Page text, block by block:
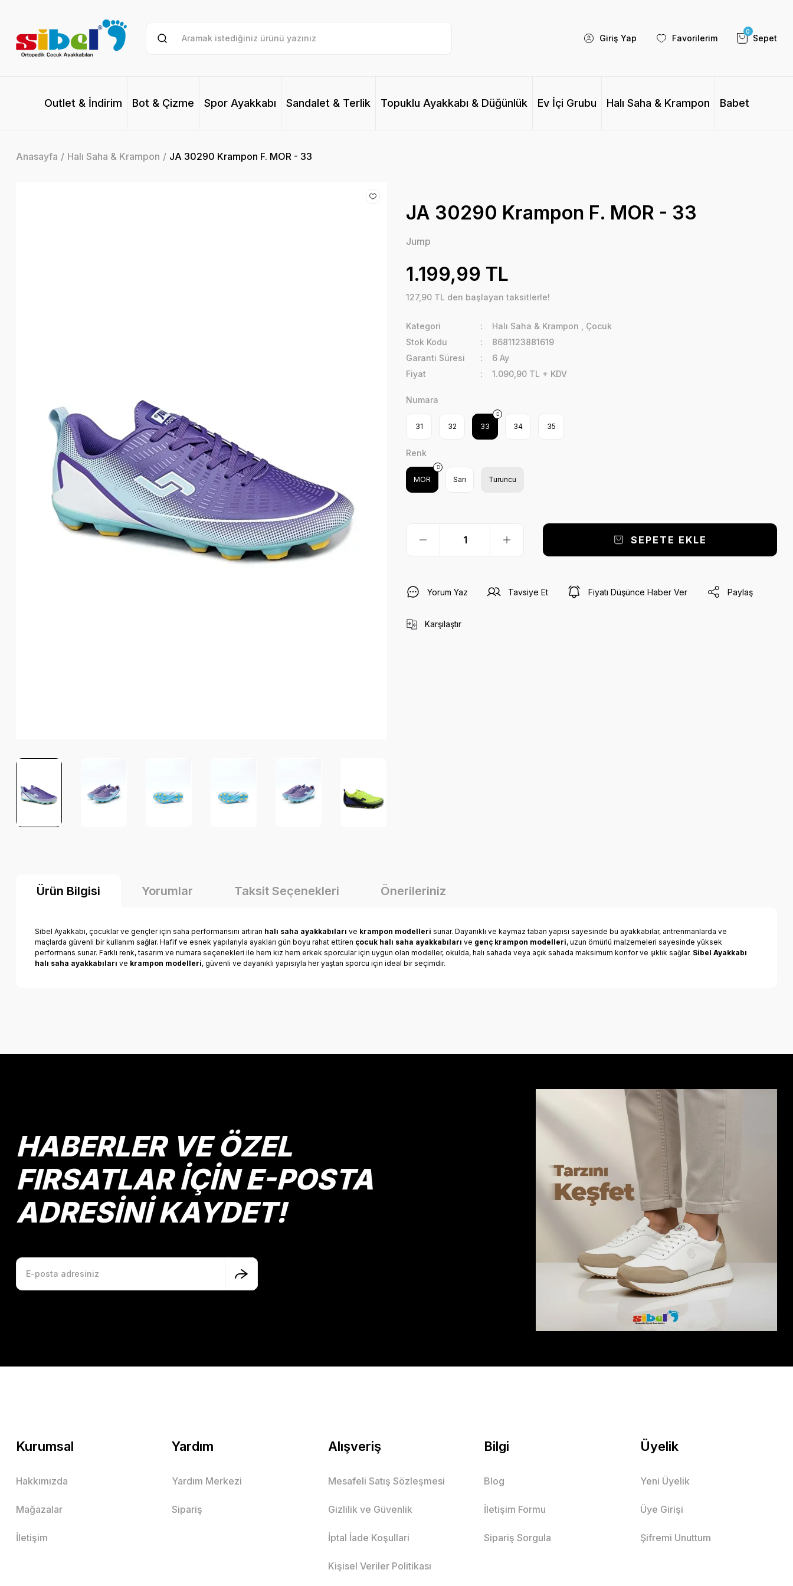
Giriş Yap Favorilerim Sepet
0
Outlet & İndirim Bot & Çizme Spor Ayakkabı Sandalet & Terlik Topuklu Ayakkabı & Düğünlük Ev İçi Grubu Halı Saha & Krampon Babet
Anasayfa Halı Saha & Krampon JA 30290 Krampon F. MOR - 33
JA 30290 Krampon F. MOR - 33
Jump
1.199,99 TL
127,90 TL den başlayan taksitlerle!
Kategori Halı Saha & Krampon
Çocuk
Stok Kodu
8681123881619
Garanti Süresi
6 Ay
Fiyat
1.090,90 TL + KDV
Numara
31 32 33 34 35
Renk
MOR Sarı Turuncu
SEPETE EKLE
Yorum Yaz Tavsiye Et Fiyatı Düşünce Haber Ver Paylaş
Karşılaştır
Ürün Bilgisi Yorumlar Taksit Seçenekleri Önerileriniz
Sibel Ayakkabı, çocuklar ve gençler için saha performansını artıran halı saha ayakkabıları ve krampon modelleri sunar. Dayanıklı ve kaymaz taban yapısı sayesinde bu ayakkabılar, antrenmanlarda ve
maçlarda güvenli bir kullanım sağlar. Hafif ve esnek yapılarıyla ayakları gün boyu rahat ettiren çocuk halı saha ayakkabıları ve genç krampon modelleri, uzun ömürlü malzemeleri sayesinde yüksek
performans sunar. Farklı renk, tasarım ve numara seçenekleri ile hem kız hem erkek sporcular için uygun olan modeller, okulda, halı sahada veya açık sahada maksimum konfor ve şıklık sağlar. Sibel Ayakkabı
halı saha ayakkabıları ve krampon modelleri, güvenli ve dayanıklı yapısıyla her yaştan sporcu için ideal bir seçimdir.
Ürün resmi kalitesiz, bozuk veya görüntülenemiyor.
HABERLER VE ÖZEL
FIRSATLAR İÇİN E-POSTA
ADRESİNİ KAYDET!
Kurumsal
Hakkımızda
Mağazalar
İletişim
Yardım
Yardım Merkezi
Sipariş
Alışveriş
Mesafeli Satış Sözleşmesi
Gizlilik ve Güvenlik
İptal İade Koşullari
Kişisel Veriler Politikası
Bilgi
Blog
İletişim Formu
Sipariş Sorgula
Üyelik
Yeni Üyelik
Üye Girişi
Şifremi Unuttum